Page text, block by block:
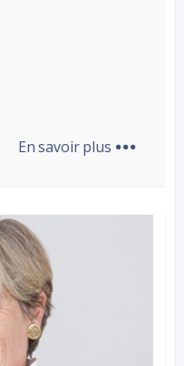
En savoir plus ...